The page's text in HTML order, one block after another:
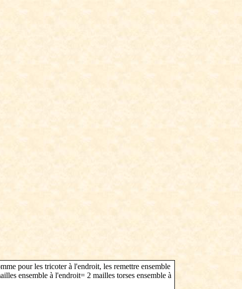
pour les tricoter à l'endroit, les remettre ensemble
ensemble à l'endroit= 2 mailles torses ensemble à